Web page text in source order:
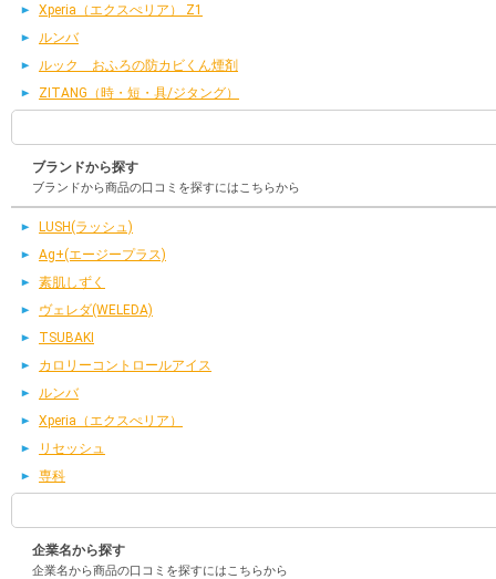
Xperia（エクスぺリア） Z1
ルンバ
ルック おふろの防カビくん煙剤
ZITANG（時・短・具/ジタング）
ブランドから探す
ブランドから商品の口コミを探すにはこちらから
LUSH(ラッシュ)
Ag+(エージープラス)
素肌しずく
ヴェレダ(WELEDA)
TSUBAKI
カロリーコントロールアイス
ルンバ
Xperia（エクスぺリア）
リセッシュ
専科
企業名から探す
企業名から商品の口コミを探すにはこちらから